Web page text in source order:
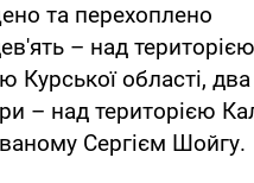
та перехоплено
– над територією
Курської області,
– над територією
Сергієм Шойгу.